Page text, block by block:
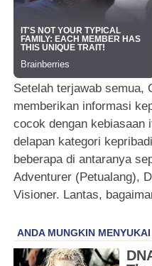
Setelah terjawab semua,
memberikan informasi
cocok dengan kebiasaan
delapan kategori
beberapa di antaranya
Adventurer (Petualang),
Visioner. Lantas,